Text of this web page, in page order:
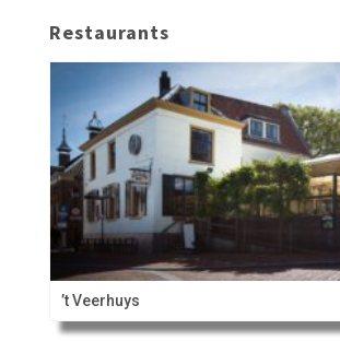
Restaurants
’t Veerhuys